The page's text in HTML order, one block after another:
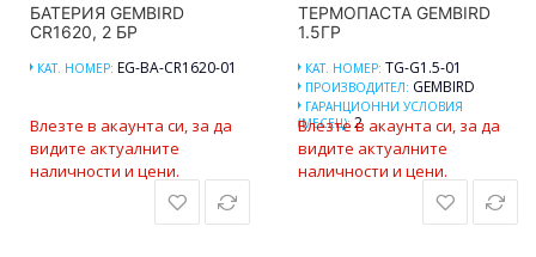
БАТЕРИЯ GEMBIRD
CR1620, 2 БР
КАТ. НОМЕР: EG-BA-CR1620-01
Влезте в акаунта си, за да
видите актуалните
наличности и цени.
ТЕРМОПАСТА GEMBIRD
1.5ГР
КАТ. НОМЕР: TG-G1.5-01
ПРОИЗВОДИТЕЛ: GEMBIRD
ГАРАНЦИОННИ УСЛОВИЯ
(МЕСЕЦ): 2
Влезте в акаунта си, за да
видите актуалните
наличности и цени.